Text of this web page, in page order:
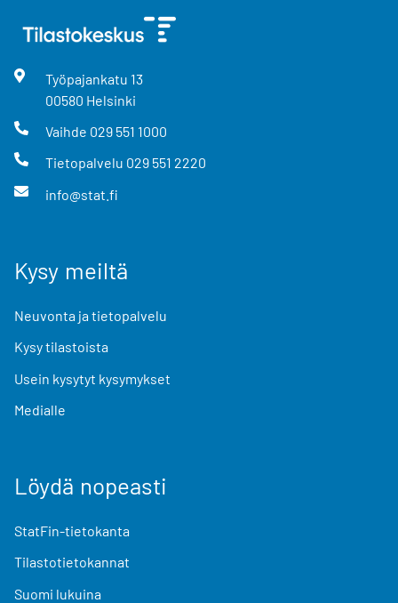
Työpajankatu 13
00580 Helsinki
Vaihde 029 551 1000
Tietopalvelu 029 551 2220
info@stat.fi
Kysy meiltä
Neuvonta ja tietopalvelu
Kysy tilastoista
Usein kysytyt kysymykset
Medialle
Löydä nopeasti
StatFin-tietokanta
Tilastotietokannat
Suomi lukuina